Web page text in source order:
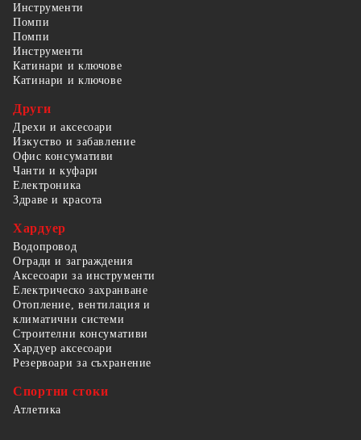
Инструменти
Помпи
Помпи
Инструменти
Катинари и ключове
Катинари и ключове
Други
Дрехи и аксесоари
Изкуство и забавление
Офис консумативи
Чанти и куфари
Електроника
Здраве и красота
Хардуер
Водопровод
Огради и заграждения
Аксесоари за инструменти
Електрическо захранване
Отопление, вентилация и
климатични системи
Строителни консумативи
Хардуер аксесоари
Резервоари за съхранение
Спортни стоки
Атлетика